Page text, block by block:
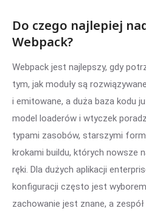
Do czego najlepiej
Webpack?
Webpack jest najlepszy, gdy
tym, jak moduły są
i emitowane, a duża baza kodu
model loaderów i wtyczek
typami zasobów, starszymi
krokami buildu, których nowsze
ręki. Dla dużych aplikacji
konfiguracji często jest
zachowanie jest znane, a